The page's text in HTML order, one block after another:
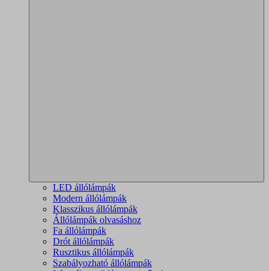
LED állólámpák
Modern állólámpák
Klasszikus állólámpák
Állólámpák olvasáshoz
Fa állólámpák
Drót állólámpák
Rusztikus állólámpák
Szabályozható állólámpák